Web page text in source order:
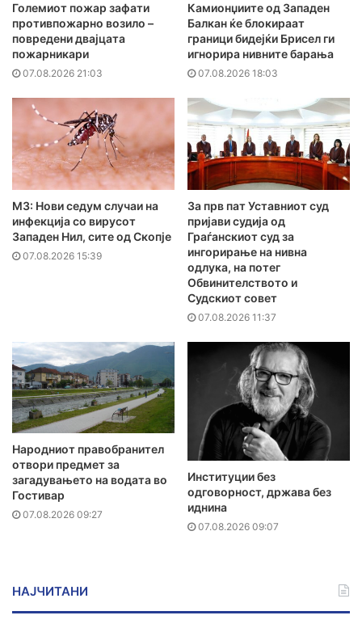
Големиот пожар зафати
противпожарно возило –
повредени двајцата
пожарникари
07.08.2026 21:03
Камионџиите од Западен
Балкан ќе блокираат
граници бидејќи Брисел ги
игнорира нивните барања
07.08.2026 18:03
МЗ: Нови седум случаи на
инфекција со вирусот
Западен Нил, сите од Скопје
07.08.2026 15:39
За прв пат Уставниот суд
пријави судија од
Граѓанскиот суд за
ингорирање на нивна
одлука, на потег
Обвинителството и
Судскиот совет
07.08.2026 11:37
Народниот правобранител
отвори предмет за
загадувањето на водата во
Гостивар
07.08.2026 09:27
Институции без
одговорност, држава без
иднина
07.08.2026 09:07
НАЈЧИТАНИ